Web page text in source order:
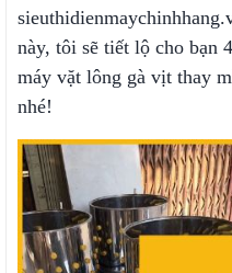
này, tôi sẽ tiết lộ cho bạn
máy vặt lông gà vịt thay
nhé!